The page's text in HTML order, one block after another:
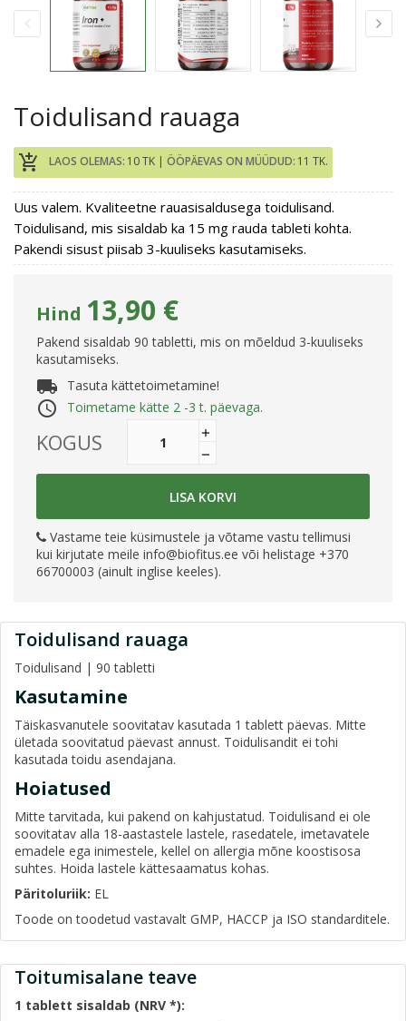
Toidulisand rauaga
add_shopping_cart LAOS OLEMAS: 10 TK | ÖÖPÄEVAS ON MÜÜDUD: 11 TK.
Uus valem. Kvaliteetne rauasisaldusega toidulisand.
Toidulisand, mis sisaldab ka 15 mg rauda tableti kohta.
Pakendi sisust piisab 3-kuuliseks kasutamiseks.
Hind 13,90 €
Pakend sisaldab 90 tabletti, mis on mõeldud 3-kuuliseks
kasutamiseks.
local_shipping Tasuta kättetoimetamine!
access_time Toimetame kätte 2 -3 t. päevaga.
KOGUS
LISA KORVI
Vastame teie küsimustele ja võtame vastu tellimusi
kui kirjutate meile info@biofitus.ee või helistage +370
66700003 (ainult inglise keeles).
Toidulisand rauaga
Toidulisand | 90 tabletti
Kasutamine
Täiskasvanutele soovitatav kasutada 1 tablett päevas. Mitte
ületada soovitatud päevast annust. Toidulisandit ei tohi
kasutada toidu asendajana.
Hoiatused
Mitte tarvitada, kui pakend on kahjustatud. Toidulisand ei ole
soovitatav alla 18-aastastele lastele, rasedatele, imetavatele
emadele ega inimestele, kellel on allergia mõne koostisosa
suhtes. Hoida lastele kättesaamatus kohas.
Päritoluriik: EL
Toode on toodetud vastavalt GMP, HACCP ja ISO standarditele.
Toitumisalane teave
1 tablett sisaldab (NRV *):